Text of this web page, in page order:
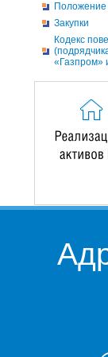
Положение
Закупки
Кодекс
«Газпром»